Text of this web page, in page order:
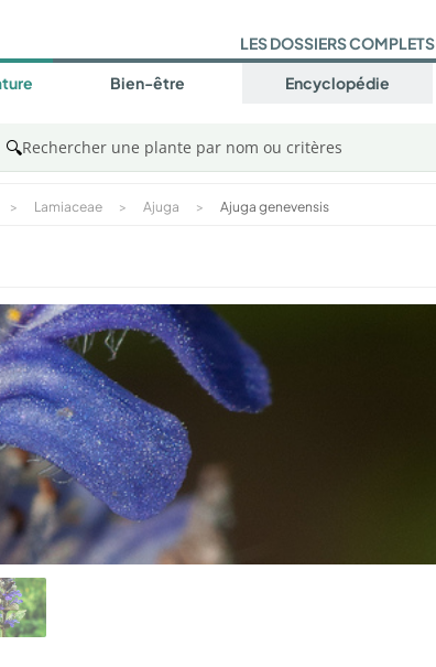
LES DOSSIERS COMPLETS
Bien-être Encyclopédie
🔍Rechercher une plante par nom ou critères
> Lamiaceae > Ajuga > Ajuga genevensis